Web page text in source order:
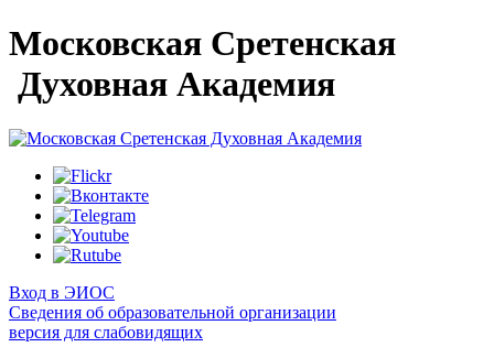
Московская Сретенская
Духовная Академия
Вход в ЭИОС
Сведения об образовательной организации
версия для слабовидящих